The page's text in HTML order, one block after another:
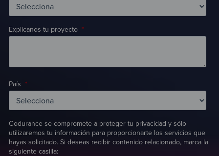
Explícanos tu proyecto *
País *
Codurance se compromete a proteger tu privacidad y sólo
utilizaremos tu información para proporcionarte los servicios que
hayas solicitado. Si deseas recibir contenido relacionado, marca la
siguiente casilla: